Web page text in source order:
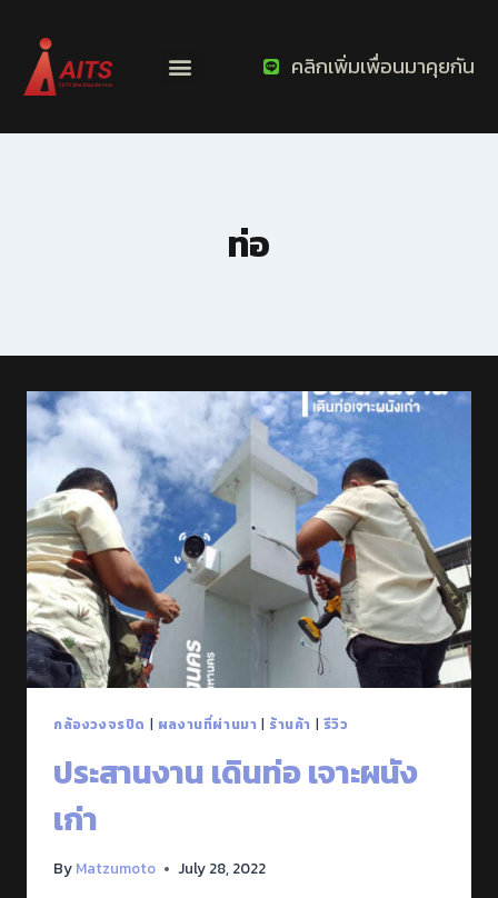
คลิกเพิ่มเพื่อนมาคุยกัน
ท่อ
กล้องวงจรปิด | ผลงานที่ผ่านมา | ร้านค้า | รีวิว
ประสานงาน เดินท่อ เจาะผนัง
เก่า
By Matzumoto July 28, 2022